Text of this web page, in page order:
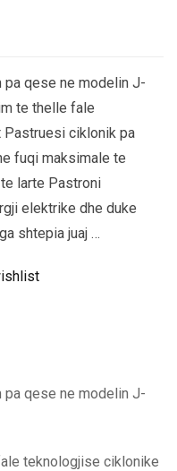
pa qese ne modelin J-
te thelle fale
ciklonik pa
fuqi maksimale te
larte Pastroni
elektrike dhe duke
shtepia juaj …
pa qese ne modelin J-
teknologjise ciklonike